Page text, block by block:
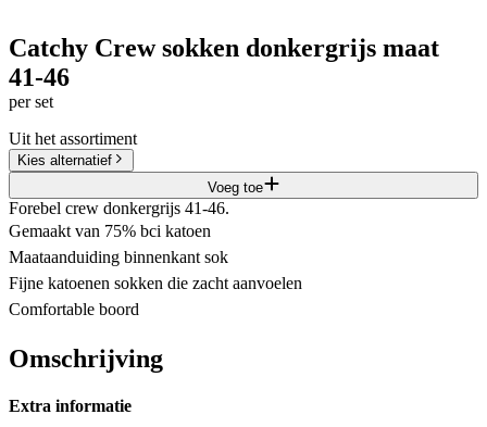
Catchy Crew sokken donkergrijs maat
41-46
per set
Uit het assortiment
Kies alternatief
Voeg toe
Forebel crew donkergrijs 41-46.
Gemaakt van 75% bci katoen
Maataanduiding binnenkant sok
Fijne katoenen sokken die zacht aanvoelen
Comfortable boord
Omschrijving
Extra informatie